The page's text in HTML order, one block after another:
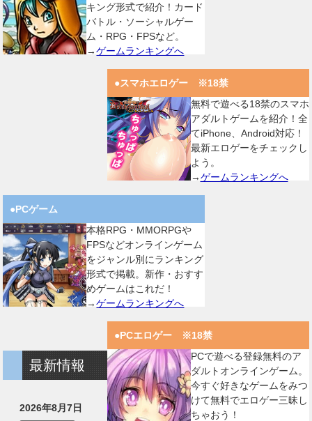
キング形式で紹介！カード
バトル・ソーシャルゲー
ム・RPG・FPSなど。
→ゲームランキングへ
●スマホエロゲー ※18禁
無料で遊べる18禁のスマホ
アダルトゲームを紹介！全
てiPhone、Android対応！
最新エロゲーをチェックし
よう。
→ゲームランキングへ
●PCゲーム
本格RPG・MMORPGや
FPSなどオンラインゲーム
をジャンル別にランキング
形式で掲載。新作・おすす
めゲームはこれだ！
→ゲームランキングへ
●PCエロゲー ※18禁
PCで遊べる登録無料のア
ダルトオンラインゲーム。
今すぐ好きなゲームをみつ
けて無料でエロゲー三昧し
ちゃおう！
最新情報
2026年8月7日